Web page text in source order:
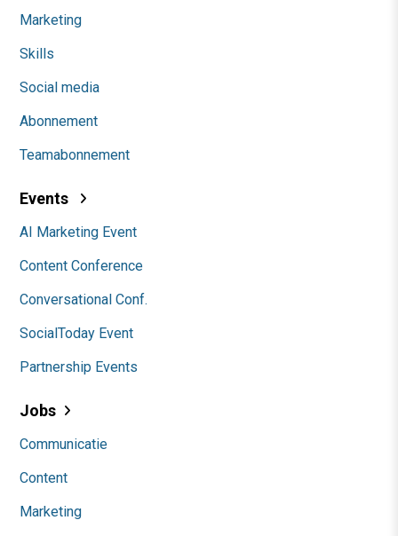
Marketing
Skills
Social media
Abonnement
Teamabonnement
Events
AI Marketing Event
Content Conference
Conversational Conf.
SocialToday Event
Partnership Events
Jobs
Communicatie
Content
Marketing